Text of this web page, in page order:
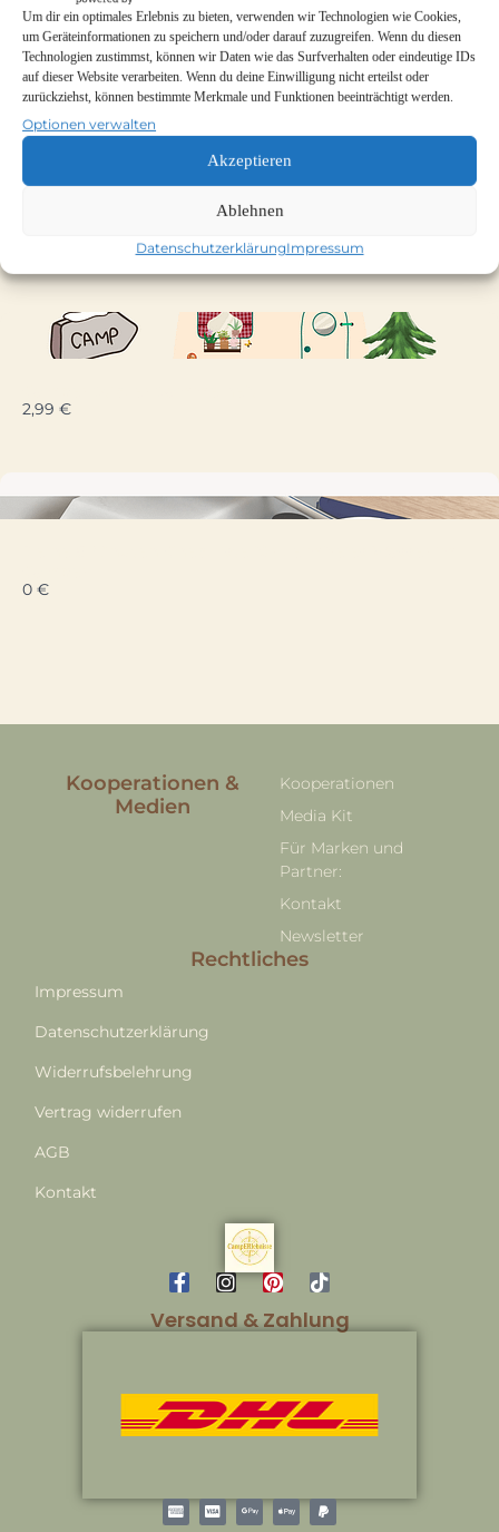
Um dir ein optimales Erlebnis zu bieten, verwenden wir Technologien wie Cookies,
um Geräteinformationen zu speichern und/oder darauf zuzugreifen. Wenn du diesen
Technologien zustimmst, können wir Daten wie das Surfverhalten oder eindeutige IDs
auf dieser Website verarbeiten. Wenn du deine Einwilligung nicht erteilst oder
zurückziehst, können bestimmte Merkmale und Funktionen beeinträchtigt werden.
Optionen verwalten
Akzeptieren
Ablehnen
DatenschutzerklärungImpressum
Mehr für dein CampER-
Abenteuer
2,99 €
0 €
Rechtliches
Impressum
Datenschutzerklärung
Widerrufsbelehrung
Vertrag widerrufen
AGB
Kontakt
Kooperationen &
Medien
Kooperationen
Media Kit
Für Marken und
Partner:
Kontakt
Newsletter
Versand & Zahlung
Title*